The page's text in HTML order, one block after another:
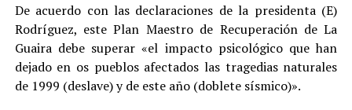
De acuerdo con las declaraciones de la presidenta (E)
Rodríguez, este Plan Maestro de Recuperación de La
Guaira debe superar «el impacto psicológico que han
dejado en os pueblos afectados las tragedias naturales
de 1999 (deslave) y de este año (doblete sísmico)».